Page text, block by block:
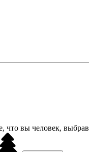
что вы человек, выбрав